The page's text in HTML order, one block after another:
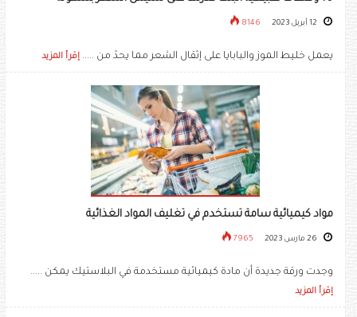
8146
يعمل خليط الموز والبابايا على إثقال الشعر مما يحدّ من ..... إقرأ المزيد
مواد كيميائية سامة تستخدم في تغليف المواد الغذائية
7965
وجدت ورقة جديدة أن مادة كيميائية مستخدمة في البلاستيك يمكن .....
إقرأ المزيد